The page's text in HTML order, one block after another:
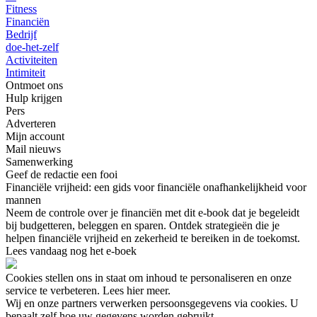
Fitness
Financiën
Bedrijf
doe-het-zelf
Activiteiten
Intimiteit
Ontmoet ons
Hulp krijgen
Pers
Adverteren
Mijn account
Mail nieuws
Samenwerking
Geef de redactie een fooi
Financiële vrijheid: een gids voor financiële onafhankelijkheid voor
mannen
Neem de controle over je financiën met dit e-book dat je begeleidt
bij budgetteren, beleggen en sparen. Ontdek strategieën die je
helpen financiële vrijheid en zekerheid te bereiken in de toekomst.
Lees vandaag nog het e-boek
Cookies stellen ons in staat om inhoud te personaliseren en onze
service te verbeteren. Lees hier meer.
Wij en onze partners verwerken persoonsgegevens via cookies. U